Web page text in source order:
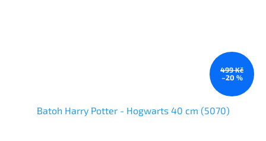
499 Kč
–20 %
Batoh Harry Potter - Hogwarts 40 cm (5070)